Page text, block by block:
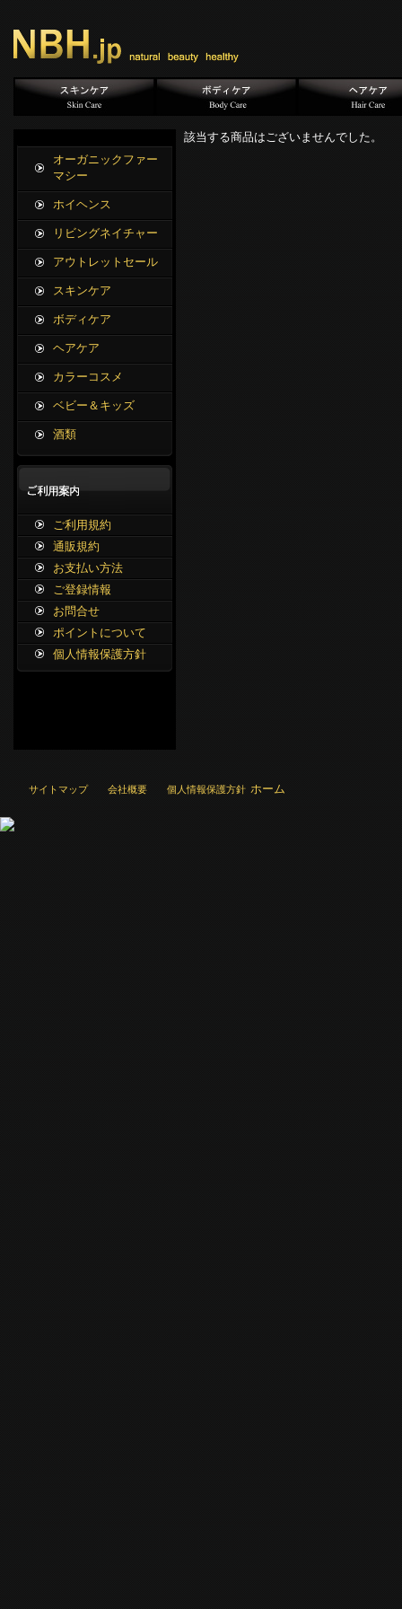
該当する商品はございませんでした。
オーガニックファー
マシー
ホイヘンス
リビングネイチャー
アウトレットセール
スキンケア
ボディケア
ヘアケア
カラーコスメ
ベビー＆キッズ
酒類
ご利用規約
通販規約
お支払い方法
ご登録情報
お問合せ
ポイントについて
個人情報保護方針
ホーム
サイトマップ 会社概要 個人情報保護方針